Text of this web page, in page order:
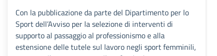
Con la pubblicazione da parte del Dipartimento per lo
Sport dell’Avviso per la selezione di interventi di
supporto al passaggio al professionismo e alla
estensione delle tutele sul lavoro negli sport femminili,